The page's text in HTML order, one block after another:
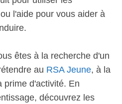
l'aide pour vous aider à
êtes à la recherche d'un
au RSA Jeune, à la
prime d'activité. En
découvrez les